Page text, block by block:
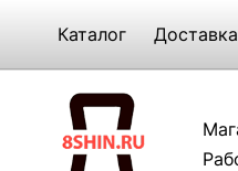
Каталог Доставка